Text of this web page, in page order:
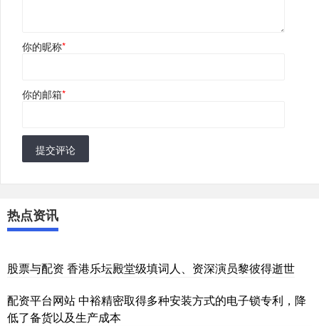
你的昵称*
你的邮箱*
提交评论
热点资讯
股票与配资 香港乐坛殿堂级填词人、资深演员黎彼得逝世
配资平台网站 中裕精密取得多种安装方式的电子锁专利，降
低了备货以及生产成本